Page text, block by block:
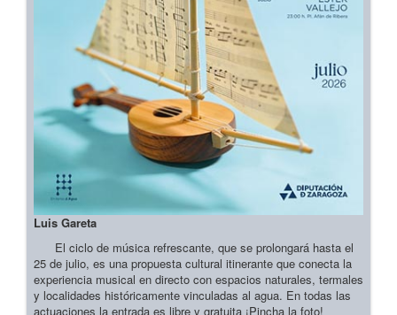
Luis Gareta
El ciclo de música refrescante, que se prolongará hasta el
25 de julio, es una propuesta cultural itinerante que conecta la
experiencia musical en directo con espacios naturales, termales
y localidades históricamente vinculadas al agua. En todas las
actuaciones la entrada es libre y gratuita ¡Pincha la foto!